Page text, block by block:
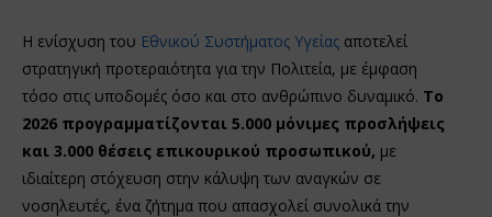
Η ενίσχυση του Εθνικού Συστήματος Υγείας αποτελεί
στρατηγική προτεραιότητα για την Πολιτεία, με έμφαση
τόσο στις υποδομές όσο και στο ανθρώπινο δυναμικό. Το
2026 προγραμματίζονται 5.000 μόνιμες προσλήψεις
και 3.000 θέσεις επικουρικού προσωπικού, με
ιδιαίτερη στόχευση στην κάλυψη των αναγκών σε
νοσηλευτές, ένα ζήτημα που απασχολεί συνολικά την